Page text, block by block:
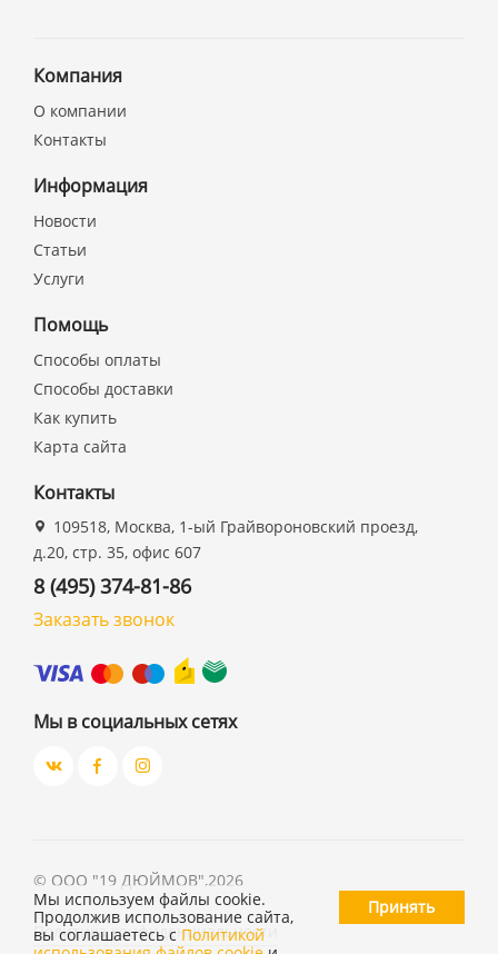
Компания
О компании
Контакты
Информация
Новости
Статьи
Услуги
Помощь
Способы оплаты
Способы доставки
Как купить
Карта сайта
Контакты
109518, Москва, 1-ый Грайвороновский проезд,
д.20, стр. 35, офис 607
8 (495) 374-81-86
Заказать звонок
Мы в социальных сетях
© ООО "19 ДЮЙМОВ",2026
Политика конфиденциальности
Мы используем файлы cookie.
Продолжив использование сайта,
вы соглашаетесь с Политикой
Принять